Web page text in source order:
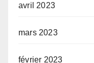
avril 2023
mars 2023
février 2023